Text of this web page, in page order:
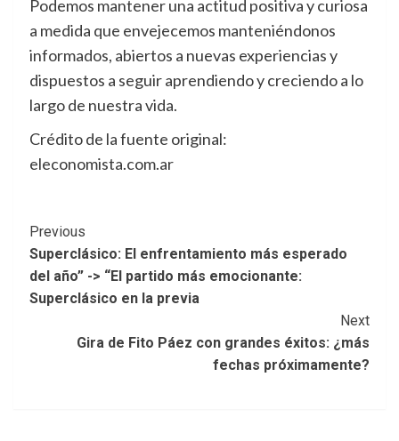
Podemos mantener una actitud positiva y curiosa
a medida que envejecemos manteniéndonos
informados, abiertos a nuevas experiencias y
dispuestos a seguir aprendiendo y creciendo a lo
largo de nuestra vida.
Crédito de la fuente original:
eleconomista.com.ar
Post
Navigation
Previous
Superclásico: El enfrentamiento más esperado
del año” -> “El partido más emocionante:
Superclásico en la previa
Next
Gira de Fito Páez con grandes éxitos: ¿más
fechas próximamente?